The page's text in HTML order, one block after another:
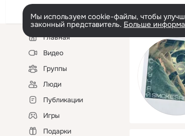
Мы используем cookie-файлы, чтобы
законный представитель. Больше
Левая
колонкаГлавная
Видео
Группы
Люди
Публикации
Игры
Подарки